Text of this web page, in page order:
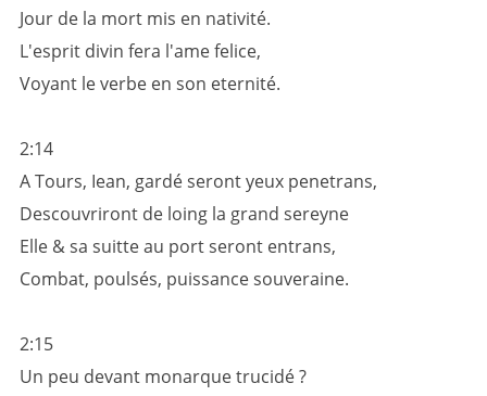
Jour de la mort mis en nativité.
L'esprit divin fera l'ame felice,
Voyant le verbe en son eternité.
2:14
A Tours, Iean, gardé seront yeux penetrans,
Descouvriront de loing la grand sereyne
Elle & sa suitte au port seront entrans,
Combat, poulsés, puissance souveraine.
2:15
Un peu devant monarque trucidé ?